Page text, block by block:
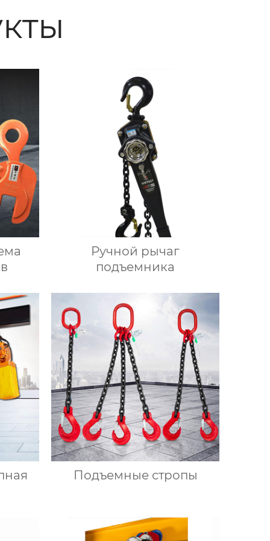
Ручной рычаг
подъемника
Подъемные стропы